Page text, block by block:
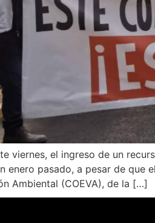
viernes, el ingreso de un
enero pasado, a pesar de
Ambiental (COEVA), de la […]